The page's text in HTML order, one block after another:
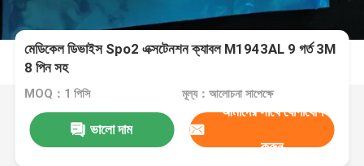
মেডিকেল ডিভাইস Spo2 এক্সটেনশন ক্যাবল M1943AL 9 গর্ত 3M
8 পিন সহ
MOQ：1 পিসি মূল্য：আলোচনা সাপেক্ষে
ভালো দাম
আমাদের সাথে যোগাযোগ
করুন